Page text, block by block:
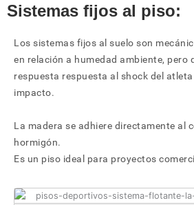
Sistemas fijos al piso:
Los sistemas fijos al suelo son
en relación a humedad ambiente, pero
respuesta respuesta al shock del
impacto.
La madera se adhiere directamente al
hormigón.
Es un piso ideal para proyectos